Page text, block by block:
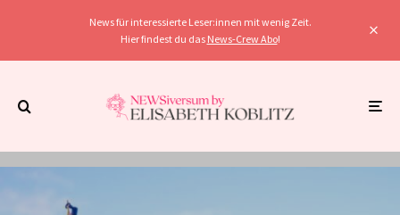
News für interessierte Leser:innen mit wenig Zeit.
Hier findest du das News-Crew Abo!